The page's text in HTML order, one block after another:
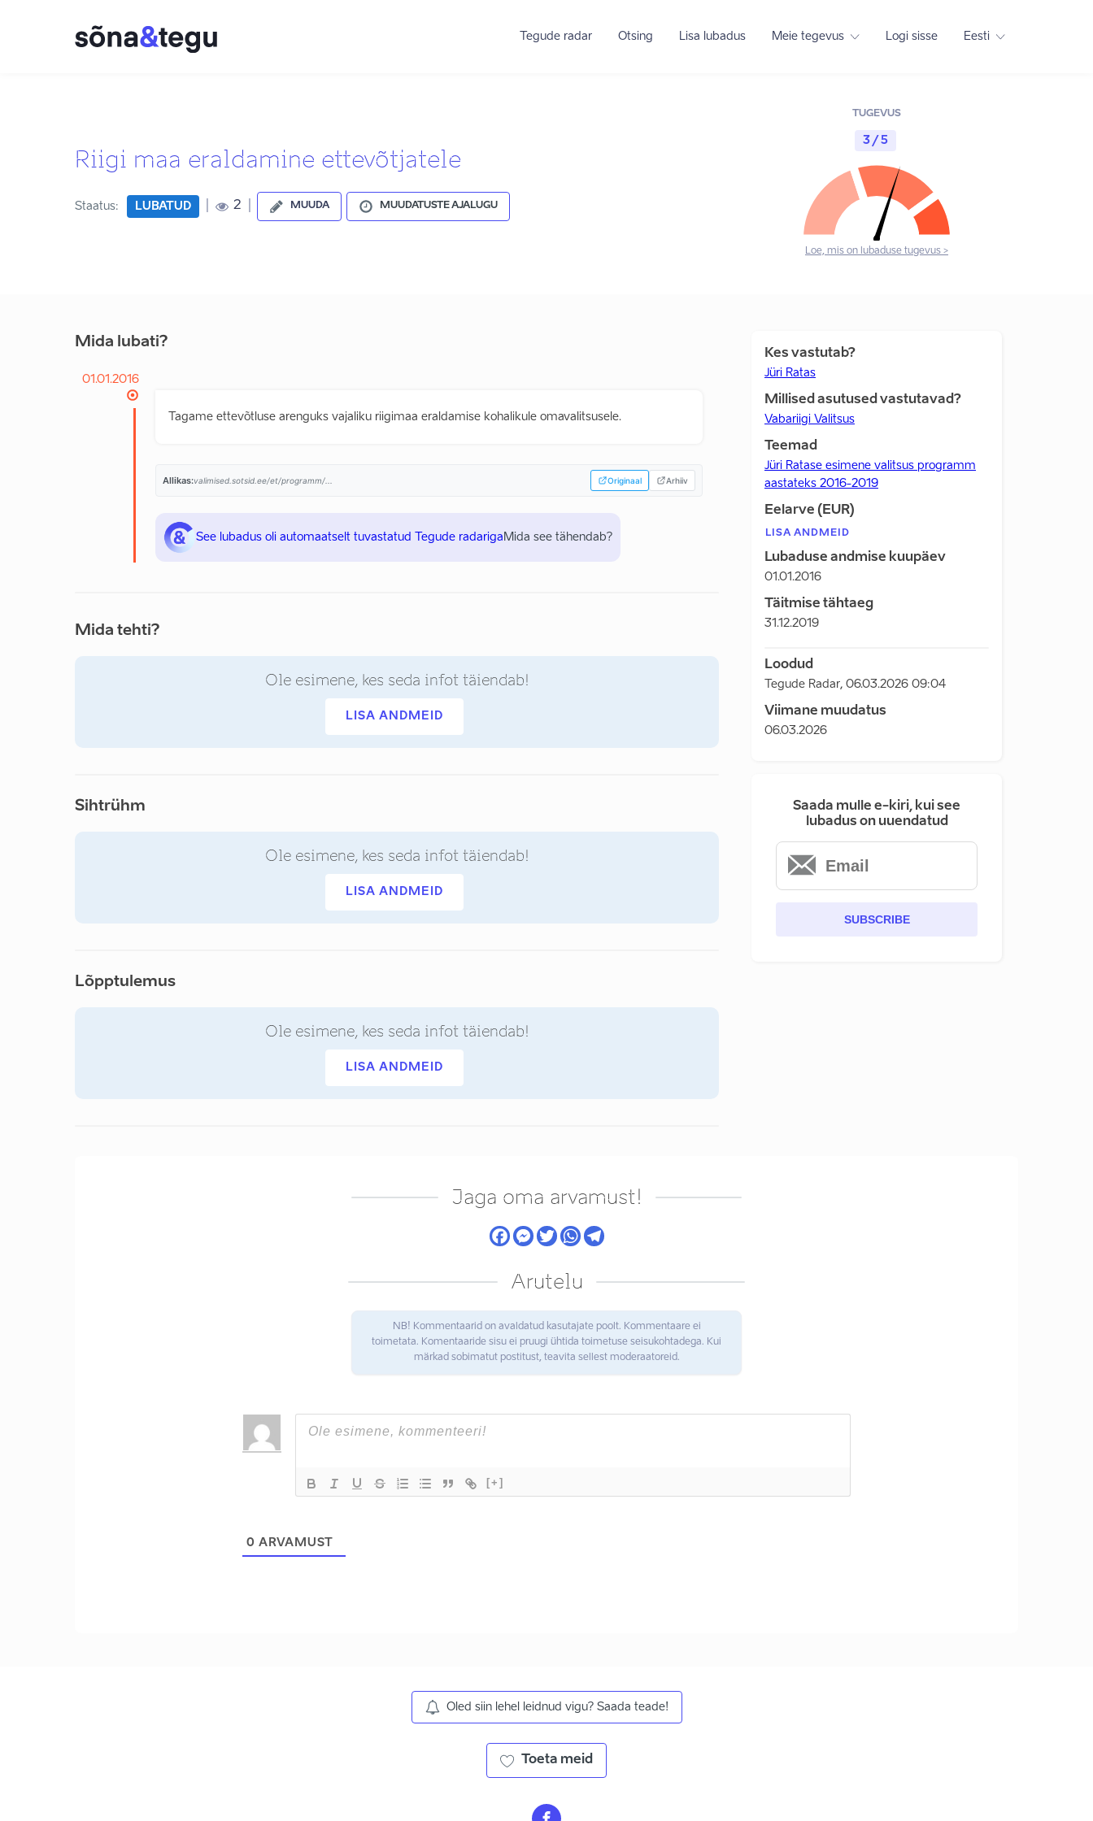
Tegude radar Otsing Lisa lubadus Meie tegevus Logi sisse Eesti
Riigi maa eraldamine ettevõtjatele
Staatus: LUBATUD 2 MUUDA MUUDATUSTE AJALUGU
TUGEVUS
3 / 5
Loe, mis on lubaduse tugevus >
Mida lubati?
01.01.2016
Tagame ettevõtluse arenguks vajaliku riigimaa eraldamise kohalikule omavalitsusele.
Allikas:valimised.sotsid.ee/et/programm/... Originaal Arhiiv
See lubadus oli automaatselt tuvastatud Tegude radariga Mida see tähendab?
Mida tehti?
Ole esimene, kes seda infot täiendab!
LISA ANDMEID
Sihtrühm
Ole esimene, kes seda infot täiendab!
LISA ANDMEID
Lõpptulemus
Ole esimene, kes seda infot täiendab!
LISA ANDMEID
Kes vastutab?
Jüri Ratas
Millised asutused vastutavad?
Vabariigi Valitsus
Teemad
Jüri Ratase esimene valitsus programm
aastateks 2016-2019
Eelarve (EUR)
LISA ANDMEID
Lubaduse andmise kuupäev
01.01.2016
Täitmise tähtaeg
31.12.2019
Loodud
Tegude Radar, 06.03.2026 09:04
Viimane muudatus
06.03.2026
Saada mulle e-kiri, kui see
lubadus on uuendatud
SUBSCRIBE
Jaga oma arvamust!
Arutelu
NB! Kommentaarid on avaldatud kasutajate poolt. Kommentaare ei
toimetata. Komentaaride sisu ei pruugi ühtida toimetuse seisukohtadega. Kui
märkad sobimatut postitust, teavita sellest moderaatoreid.
[+]
0 ARVAMUST
Oled siin lehel leidnud vigu? Saada teade!
Toeta meid